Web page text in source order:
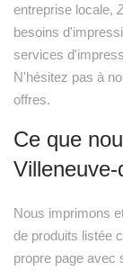
entreprise locale,
besoins
services
N'hésitez pas à
offres.
Ce que
Nous imprimons
de produits listée
propre page avec